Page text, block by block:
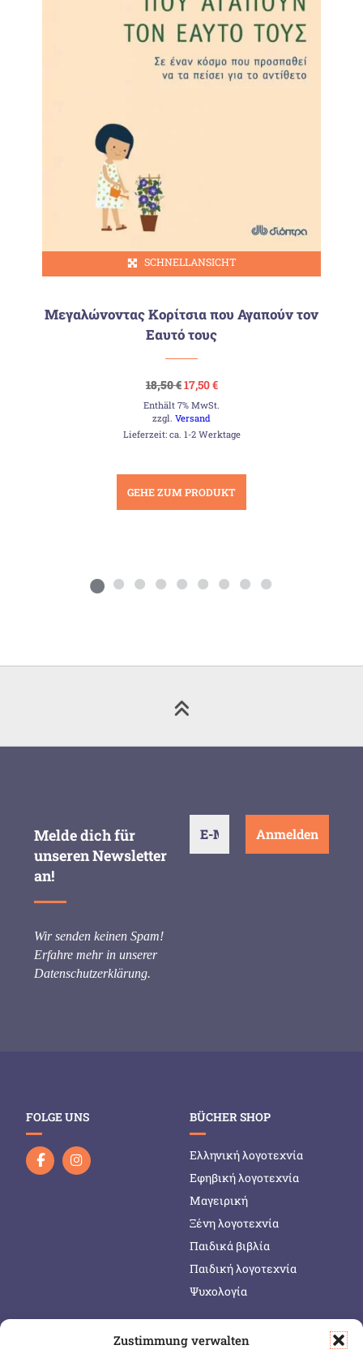
Zustimmung verwalten
SCHNELLANSICHT
Μεγαλώνοντας Κορίτσια που Αγαπούν τον
Εαυτό τους
18,50€Ursprünglicher
Preis
war:
18,50 €
17,50€Aktueller
ist:
Enthält 7% MwSt.
zzgl.Versand
Lieferzeit: ca. 1-2 Werktage
GEHE ZUM PRODUKT
Melde dich für
unseren Newsletter
an!
Wir senden keinen Spam!
Erfahre mehr in unserer
Datenschutzerklärung.
FOLGE UNS BÜCHER SHOP
Ελληνική λογοτεχνία
Εφηβική λογοτεχνία
Μαγειρική
Ξένη λογοτεχνία
Παιδικά βιβλία
Παιδική λογοτεχνία
Ψυχολογία
SERVICE & INFOS SICHER BEZAHLEN